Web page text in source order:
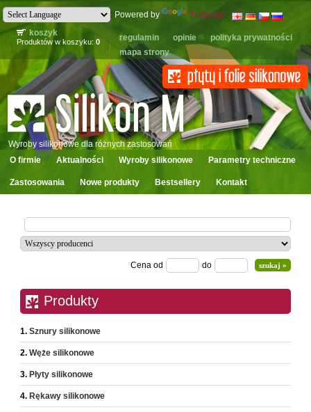
Powered by
Translate
koszyk
Produktów w koszyku:0 regulamin opinie
polityka prywatności
mapa strony
Wyroby silikonowe dla różnych zastosowań
O firmie
Aktualności Wyroby silikonowe Parametry techniczne
Zastosowania Nowe produkty Bestsellery Kontakt
Cena od do
Produkty
Sznury silikonowe
Węże silikonowe
Płyty silikonowe
Rękawy silikonowe